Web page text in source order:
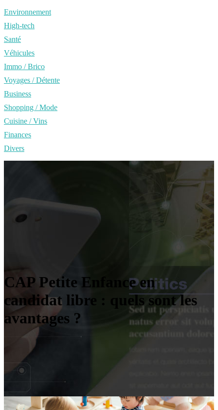
Environnement
High-tech
Santé
Véhicules
Immo / Brico
Voyages / Détente
Business
Shopping / Mode
Cuisine / Vins
Finances
Divers
CAP Petite Enfance en
candidat libre : quels sont les
avantages ?